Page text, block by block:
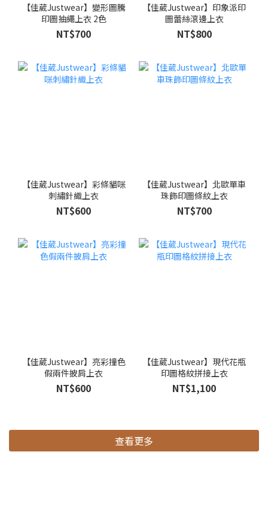
【佳葳Justwear】變形圖騰
印圖抽繩上衣 2色
NT$700
【佳葳Justwear】印象派印
圖蕾絲滾邊上衣
NT$800
【佳葳Justwear】彩條貓咪
刺繡針織上衣
NT$600
【佳葳Justwear】北歐單車
珠飾印圖條紋上衣
NT$700
【佳葳Justwear】亮彩撞色
假兩件披肩上衣
NT$600
【佳葳Justwear】現代花瓶
印圖格紋拼接上衣
NT$1,100
查看更多